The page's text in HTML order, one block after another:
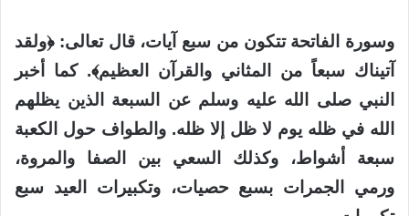
وسورة الفاتحة تتكون من سبع آيات، قال تعالى: ﴿ولقد
آتيناك سبعاً من المثاني والقرآن العظيم﴾. كما أخبر
النبي صلى الله عليه وسلم عن السبعة الذين يظلهم
الله في ظله يوم لا ظل إلا ظله. والطواف حول الكعبة
سبعة أشواط، وكذلك السعي بين الصفا والمروة،
ورمي الجمرات بسبع حصيات، وتكبيرات العيد سبع